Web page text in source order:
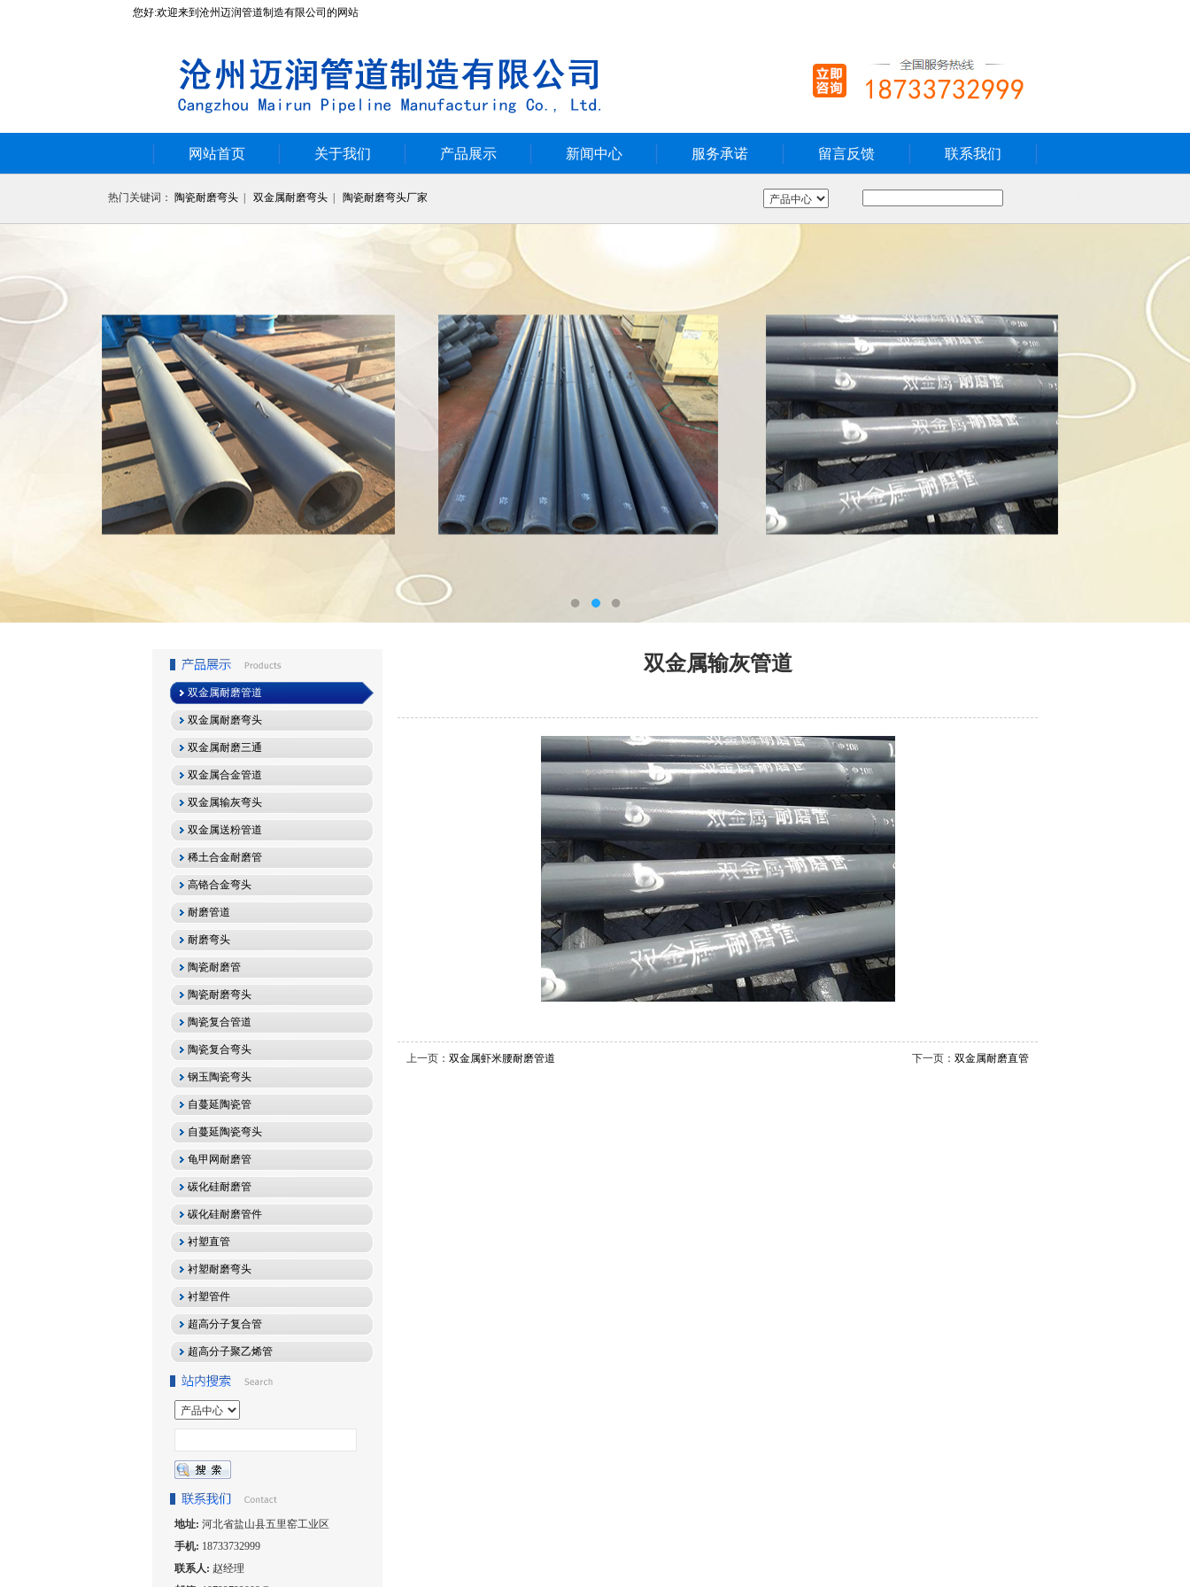
您好:欢迎来到沧州迈润管道制造有限公司的网站
网站首页 关于我们 产品展示 新闻中心 服务承诺 留言反馈 联系我们
热门关键词： 陶瓷耐磨弯头 双金属耐磨弯头 陶瓷耐磨弯头厂家
1 2
双金属耐磨管道
双金属耐磨弯头
双金属耐磨三通
双金属合金管道
双金属输灰弯头
双金属送粉管道
稀土合金耐磨管
高铬合金弯头
耐磨管道
耐磨弯头
陶瓷耐磨管
陶瓷耐磨弯头
陶瓷复合管道
陶瓷复合弯头
钢玉陶瓷弯头
自蔓延陶瓷管
自蔓延陶瓷弯头
龟甲网耐磨管
碳化硅耐磨管
碳化硅耐磨管件
衬塑直管
衬塑耐磨弯头
衬塑管件
超高分子复合管
超高分子聚乙烯管
地址: 河北省盐山县五里窑工业区
手机: 18733732999
联系人: 赵经理
双金属输灰管道
上一页： 双金属虾米腰耐磨管道 下一页： 双金属耐磨直管